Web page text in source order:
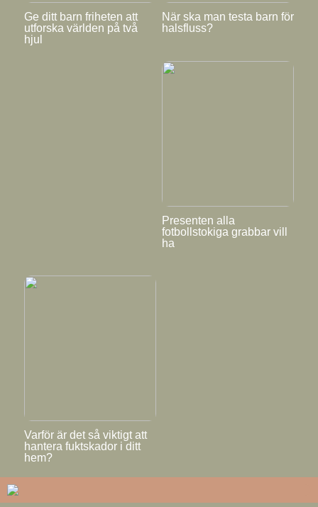
Ge ditt barn friheten att
utforska världen på två
hjul
När ska man testa barn för
halsfluss?
Presenten alla
fotbollstokiga grabbar vill
ha
Varför är det så viktigt att
hantera fuktskador i ditt
hem?